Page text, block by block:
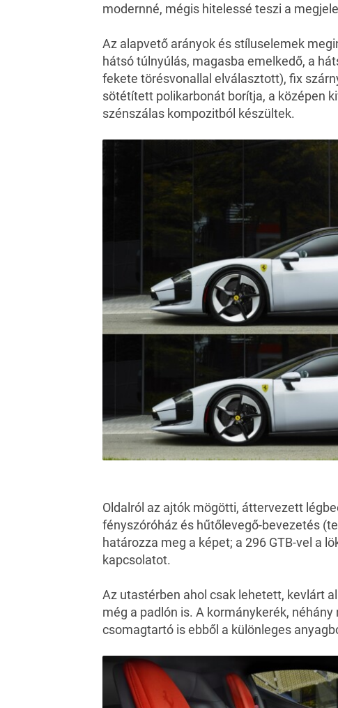
modernné, mégis hitelessé teszi a
Az alapvető arányok és stíluselemek
hátsó túlnyúlás, magasba emelkedő, a
fekete törésvonallal elválasztott), fix
sötétített polikarbonát borítja, a középen
szénszálas kompozitból készültek.
Oldalról az ajtók mögötti, áttervezett
fényszóróház és hűtőlevegő-bevezetés
határozza meg a képet; a 296 GTB-vel a
kapcsolatot.
Az utastérben ahol csak lehetett, kevlárt
még a padlón is. A kormánykerék,
csomagtartó is ebből a különleges